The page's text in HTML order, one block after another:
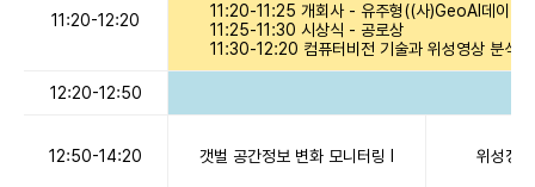
11:20-12:20
11:20-11:25 개회사 - 유주형((사)GeoAI데이터
11:25-11:30 시상식 - 공로상
11:30-12:20 컴퓨터비전 기술과 위성영상 분석
12:20-12:50
12:50-14:20 갯벌 공간정보 변화 모니터링 I 위성정